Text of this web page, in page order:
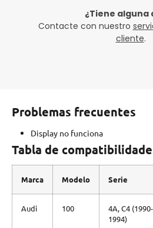
¿Tiene alguna
Contacte con nuestro
cliente.
Problemas frecuentes
Display no funciona
Tabla de
Marca Modelo Serie
Audi 100
4A, C4 (1990-
1994)